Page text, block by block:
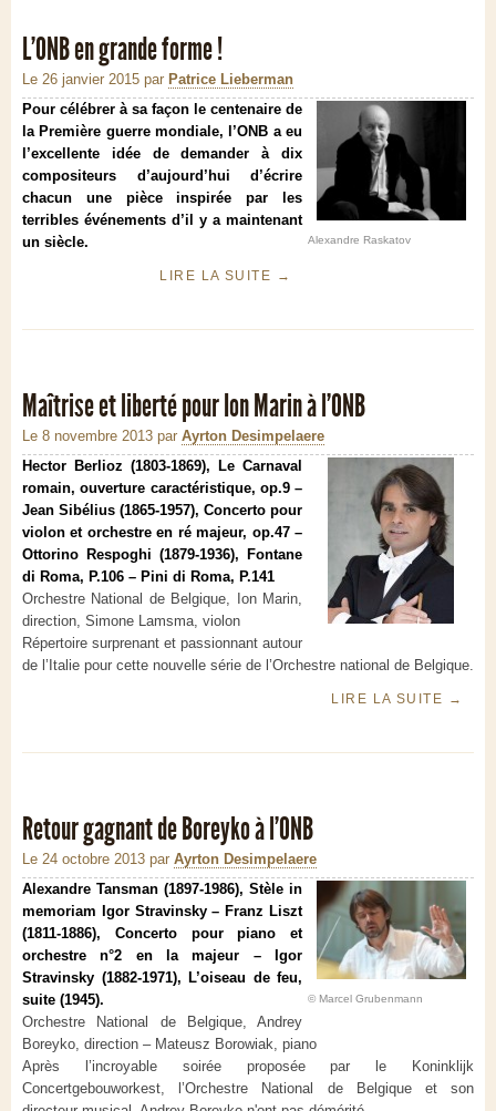
L'ONB en grande forme !
Le 26 janvier 2015 par Patrice Lieberman
Alexandre Raskatov
Pour célébrer à sa façon le centenaire de
la Première guerre mondiale, l’ONB a eu
l’excellente idée de demander à dix
compositeurs d’aujourd’hui d’écrire
chacun une pièce inspirée par les
terribles événements d’il y a maintenant
un siècle.
LIRE LA SUITE →
Maîtrise et liberté pour Ion Marin à l’ONB
Le 8 novembre 2013 par Ayrton Desimpelaere
Hector Berlioz (1803-1869), Le Carnaval
romain, ouverture caractéristique, op.9 –
Jean Sibélius (1865-1957), Concerto pour
violon et orchestre en ré majeur, op.47 –
Ottorino Respoghi (1879-1936), Fontane
di Roma, P.106 – Pini di Roma, P.141
Orchestre National de Belgique, Ion Marin,
direction, Simone Lamsma, violon
Répertoire surprenant et passionnant autour
de l’Italie pour cette nouvelle série de l’Orchestre national de Belgique.
LIRE LA SUITE →
Retour gagnant de Boreyko à l’ONB
Le 24 octobre 2013 par Ayrton Desimpelaere
© Marcel Grubenmann
Alexandre Tansman (1897-1986), Stèle in
memoriam Igor Stravinsky – Franz Liszt
(1811-1886), Concerto pour piano et
orchestre n°2 en la majeur – Igor
Stravinsky (1882-1971), L’oiseau de feu,
suite (1945).
Orchestre National de Belgique, Andrey
Boreyko, direction – Mateusz Borowiak, piano
Après l’incroyable soirée proposée par le Koninklijk
Concertgebouworkest, l’Orchestre National de Belgique et son